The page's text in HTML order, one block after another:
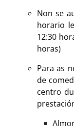
Non se
horario
12:30
horas)
Para as
de
centro